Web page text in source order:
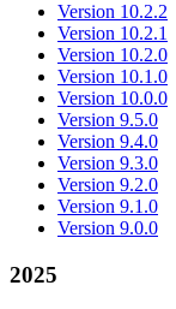
Version 10.2.2
Version 10.2.1
Version 10.2.0
Version 10.1.0
Version 10.0.0
Version 9.5.0
Version 9.4.0
Version 9.3.0
Version 9.2.0
Version 9.1.0
Version 9.0.0
2025